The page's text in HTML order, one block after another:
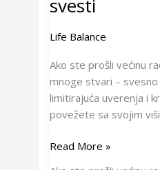
svesti
Life Balance
Ako ste prošli većinu
mnoge stvari –
limitirajuća uverenja i
povežete sa svojim
Read More »